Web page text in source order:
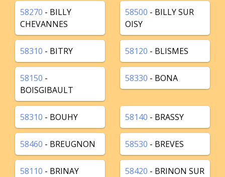
58270 - BILLY
CHEVANNES
58500 - BILLY SUR
OISY
58310 - BITRY 58120 - BLISMES
58150 -
BOISGIBAULT
58330 - BONA
58310 - BOUHY 58140 - BRASSY
58460 - BREUGNON 58530 - BREVES
58110 - BRINAY 58420 - BRINON SUR